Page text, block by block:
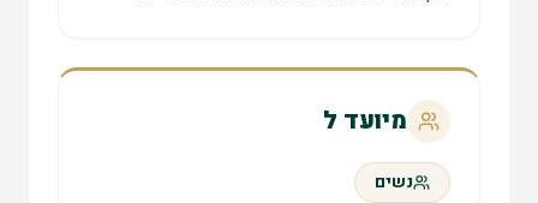
מיועד ל
נשים